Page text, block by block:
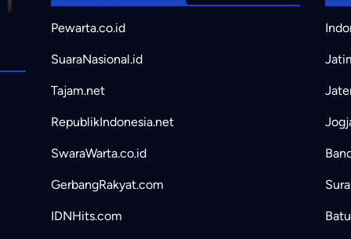
Pewarta.co.id
SuaraNasional.id
Tajam.net
RepublikIndonesia.net
SwaraWarta.co.id
GerbangRakyat.com
IDNHits.com